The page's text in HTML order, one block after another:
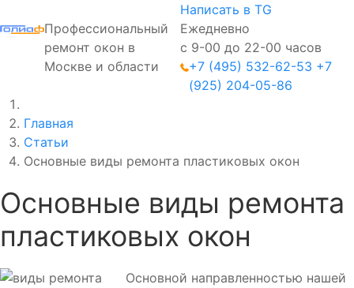
Профессиональный
ремонт окон в
Москве и области
Написать в TG
Ежедневно
с 9-00 до 22-00 часов
+7 (495) 532-62-53 +7
(925) 204-05-86
Главная
Статьи
Основные виды ремонта пластиковых окон
Основные виды ремонта
пластиковых окон
Основной направленностью нашей